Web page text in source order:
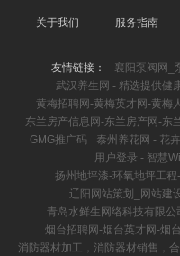
关于我们 服务指南
友情链接： 襄阳泵阀网_
武汉养生网 - 精选提供健
黄梅招聘网-黄梅英才网-黄梅
东兰房产信息网-东兰房产网-东
GMG推广码
泰州养花网 - 花
用户登录 - 智慧
扬州地坪漆-环氧地坪工
辽阳网站策划_网站建
青岛水鲜生网络科技有限公
烟台招聘网-烟台英才网-烟
消防器材加工，消防器材销售，